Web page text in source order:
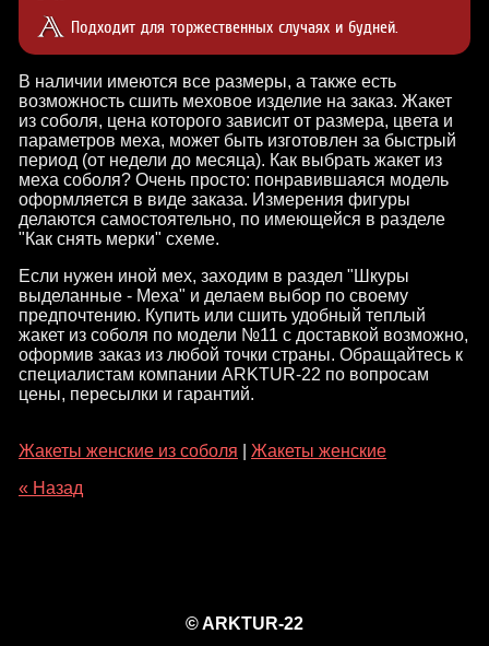
Подходит для торжественных случаях и будней.
В наличии имеются все размеры, а также есть
возможность сшить меховое изделие на заказ. Жакет
из соболя, цена которого зависит от размера, цвета и
параметров меха, может быть изготовлен за быстрый
период (от недели до месяца). Как выбрать жакет из
меха соболя? Очень просто: понравившаяся модель
оформляется в виде заказа. Измерения фигуры
делаются самостоятельно, по имеющейся в разделе
"Как снять мерки" схеме.
Если нужен иной мех, заходим в раздел "Шкуры
выделанные - Меха" и делаем выбор по своему
предпочтению. Купить или сшить удобный теплый
жакет из соболя по модели №11 с доставкой возможно,
оформив заказ из любой точки страны. Обращайтесь к
специалистам компании ARKTUR-22 по вопросам
цены, пересылки и гарантий.
Жакеты женские из соболя
Жакеты женские
« Назад
© ARKTUR-22